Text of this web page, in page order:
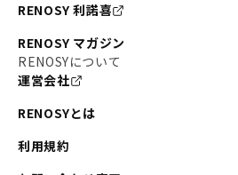
RENOSY 利諾喜
RENOSY マガジン
RENOSYについて
運営会社
RENOSYとは
利用規約